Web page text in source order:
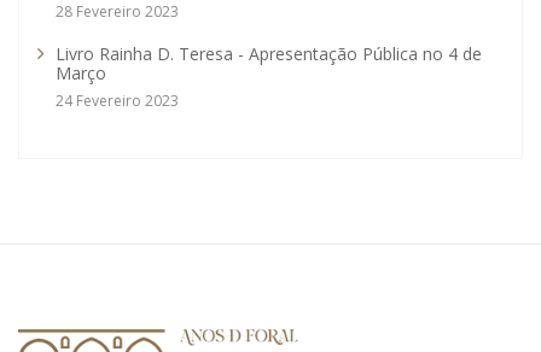
28 Fevereiro 2023
Livro Rainha D. Teresa - Apresentação Pública no 4 de
Março
24 Fevereiro 2023